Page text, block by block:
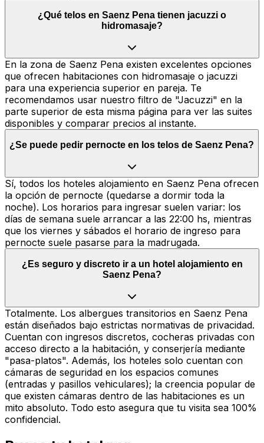
¿Qué telos en Saenz Pena tienen jacuzzi o
hidromasaje?
En la zona de Saenz Pena existen excelentes opciones
que ofrecen habitaciones con hidromasaje o jacuzzi
para una experiencia superior en pareja. Te
recomendamos usar nuestro filtro de "Jacuzzi" en la
parte superior de esta misma página para ver las suites
disponibles y comparar precios al instante.
¿Se puede pedir pernocte en los telos de Saenz Pena?
Sí, todos los hoteles alojamiento en Saenz Pena ofrecen
la opción de pernocte (quedarse a dormir toda la
noche). Los horarios para ingresar suelen variar: los
días de semana suele arrancar a las 22:00 hs, mientras
que los viernes y sábados el horario de ingreso para
pernocte suele pasarse para la madrugada.
¿Es seguro y discreto ir a un hotel alojamiento en
Saenz Pena?
Totalmente. Los albergues transitorios en Saenz Pena
están diseñados bajo estrictas normativas de privacidad.
Cuentan con ingresos discretos, cocheras privadas con
acceso directo a la habitación, y conserjería mediante
"pasa-platos". Además, los hoteles solo cuentan con
cámaras de seguridad en los espacios comunes
(entradas y pasillos vehiculares); la creencia popular de
que existen cámaras dentro de las habitaciones es un
mito absoluto. Todo esto asegura que tu visita sea 100%
confidencial.